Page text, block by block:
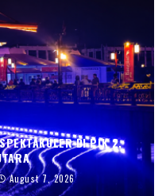
DI PIK 2,
August 7, 2026